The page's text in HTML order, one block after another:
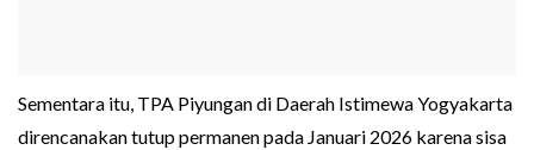
Sementara itu, TPA Piyungan di Daerah Istimewa Yogyakarta
direncanakan tutup permanen pada Januari 2026 karena sisa